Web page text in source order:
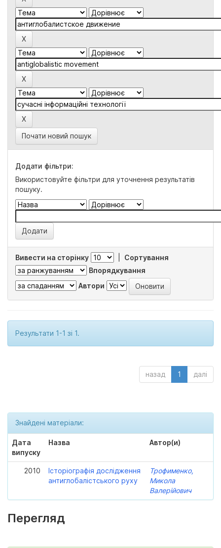
Почати новий пошук
Додати фільтри:
Використовуйте фільтри для уточнення результатів
пошуку.
Вивести на сторінку
Сортування
Впорядкування
Автори
Результати 1-1 зі 1.
назад 1 далі
Знайдені матеріали:
Дата
випуску
Назва Автор(и)
2010
Історіографія дослідження
антиглобалістського руху
Трофименко,
Микола
Валерійович
Перегляд